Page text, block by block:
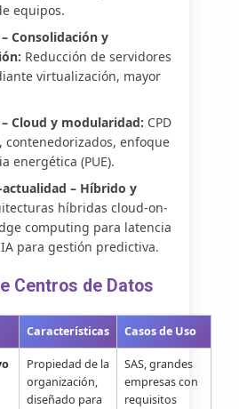
equipos.
Consolidación y
Reducción de servidores
virtualización, mayor
Cloud y modularidad: CPD
contenedorizados, enfoque
energética (PUE).
actualidad – Híbrido y
híbridas cloud-on-
computing para latencia
para gestión predictiva.
Centros de Datos
Características Casos de Uso
Propiedad de la
organización,
diseñado para
SAS, grandes
empresas con
requisitos